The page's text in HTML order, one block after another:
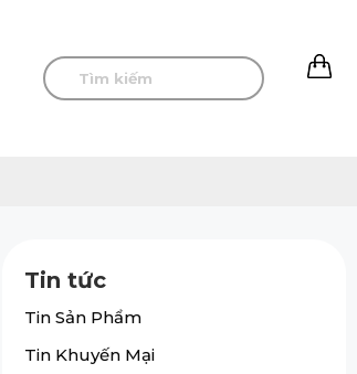
Tin tức
Tin Sản Phẩm
Tin Khuyến Mại